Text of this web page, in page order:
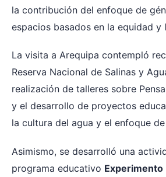
la contribución del enfoque de
espacios basados en la equidad y
La visita a Arequipa contempló
Reserva Nacional de Salinas y
realización de talleres sobre
y el desarrollo de proyectos
la cultura del agua y el enfoque
Asimismo, se desarrolló una
programa educativo Experimento